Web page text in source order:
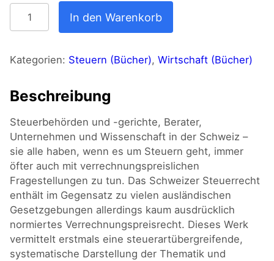
Menge
In den Warenkorb
Kategorien: Steuern (Bücher), Wirtschaft (Bücher)
Beschreibung
Steuerbehörden und -gerichte, Berater,
Unternehmen und Wissenschaft in der Schweiz –
sie alle haben, wenn es um Steuern geht, immer
öfter auch mit verrechnungspreislichen
Fragestellungen zu tun. Das Schweizer Steuerrecht
enthält im Gegensatz zu vielen ausländischen
Gesetzgebungen allerdings kaum ausdrücklich
normiertes Verrechnungspreisrecht. Dieses Werk
vermittelt erstmals eine steuerartübergreifende,
systematische Darstellung der Thematik und